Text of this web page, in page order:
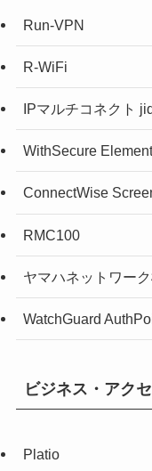
Run-VPN
R-WiFi
IPマルチコネクト
WithSecure
ConnectWise
RMC100
ヤマハネットワー
WatchGuard
ビジネス・アク
Platio